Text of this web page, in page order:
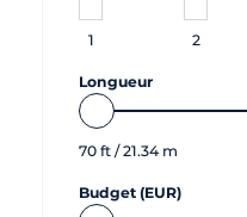
1 2
Longueur
70 ft /21.34 m
Budget (EUR)